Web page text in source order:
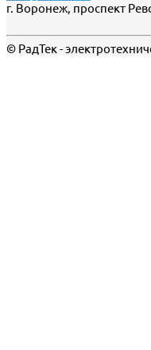
г. Воронеж, проспект
© РадТек -